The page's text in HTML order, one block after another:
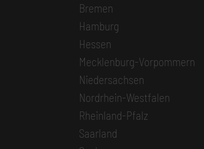
Bremen
Hamburg
Hessen
Mecklenburg-Vorpommern
Niedersachsen
Nordrhein-Westfalen
Rheinland-Pfalz
Saarland